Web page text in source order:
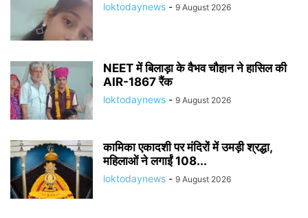
loktodaynews - 9 August 2026
NEET में बिलाड़ा के वैभव चौहान ने हासिल की
AIR-1867 रैंक
loktodaynews - 9 August 2026
कामिका एकादशी पर मंदिरों में उमड़ी श्रद्धा,
महिलाओं ने लगाईं 108...
loktodaynews - 9 August 2026